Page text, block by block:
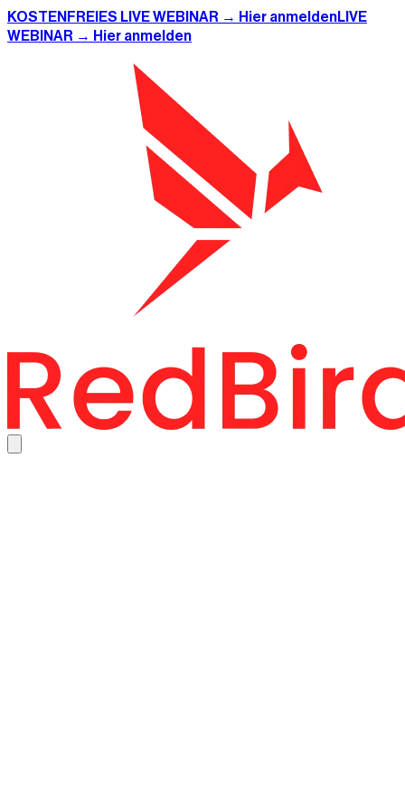
KOSTENFREIES LIVE WEBINAR → Hier anmeldenLIVE
WEBINAR → Hier anmelden